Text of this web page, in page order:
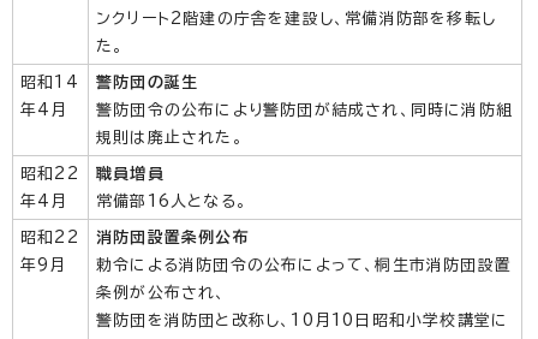
ンクリート2階建の庁舎を建設し、常備消防部を移転し
た。
昭和14
年4月
警防団の誕生
警防団令の公布により警防団が結成され、同時に消防組
規則は廃止された。
昭和22
年4月
職員増員
常備部16人となる。
昭和22
年9月
消防団設置条例公布
勅令による消防団令の公布によって、桐生市消防団設置
条例が公布され、
警防団を消防団と改称し、10月10日昭和小学校講堂に